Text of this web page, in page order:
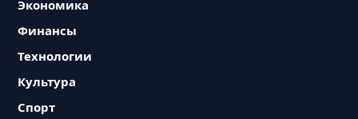
Экономика
Финансы
Технологии
Культура
Спорт